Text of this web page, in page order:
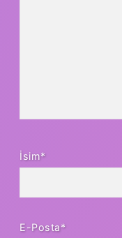
İsim*
E-Posta*